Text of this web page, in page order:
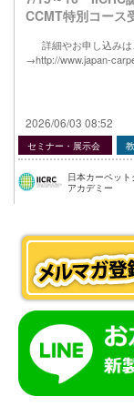
CCMT特別コース
詳細やお申し込みは
→http://www.japan-
2026/06/03 08:52
セミナー・展示会
日本カーペッ
アカデミー